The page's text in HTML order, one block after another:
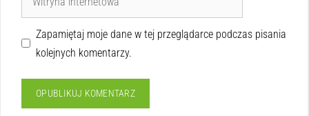
Zapamiętaj moje dane w tej przeglądarce podczas pisania
kolejnych komentarzy.